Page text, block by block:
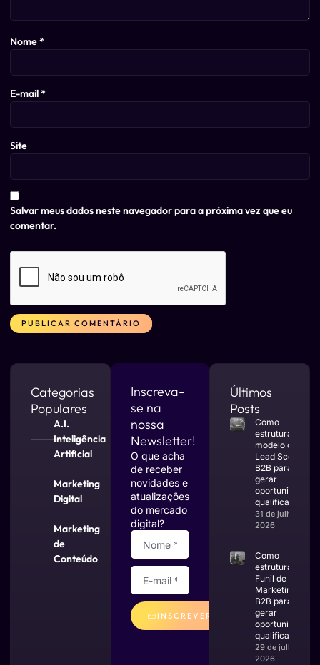
Nome*
E-mail*
Site
Salvar meus dados neste navegador para a próxima vez que eu
comentar.
Categorias
Populares
A.I.
Inteligência
Artificial
Marketing
Digital
Marketing
de
Conteúdo
Inscreva-
se na
nossa
Newsletter!
O que acha
de receber
novidades e
atualizações
do mercado
digital?
INSCREVER
Últimos
Posts
Como
estruturar um
modelo de
Lead Scoring
B2B para
gerar
oportunidades
qualificadas
31 de julho de
2026
Como
estruturar um
Funil de
Marketing
B2B para
gerar
oportunidades
qualificadas
29 de julho de
2026